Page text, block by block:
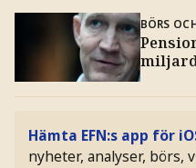
BÖRS
Hämta EFN:s app för
nyheter, analyser, börs,